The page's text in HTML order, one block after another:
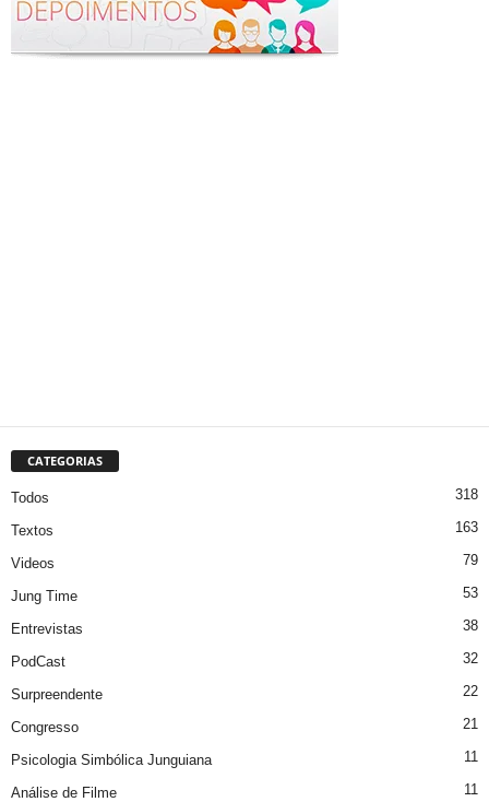
CATEGORIAS
Todos 318
Textos 163
Videos 79
Jung Time 53
Entrevistas 38
PodCast 32
Surpreendente 22
Congresso 21
Psicologia Simbólica Junguiana 11
Análise de Filme 11